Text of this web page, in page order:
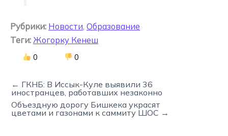
Рубрики: Новости, Образование
Теги: Жогорку Кенеш
0 0
← ГКНБ: В Иссык-Куле выявили 36
иностранцев, работавших незаконно
Объездную дорогу Бишкека украсят
цветами и газонами к саммиту ШОС →